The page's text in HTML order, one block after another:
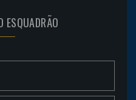
ESQUADRÃO